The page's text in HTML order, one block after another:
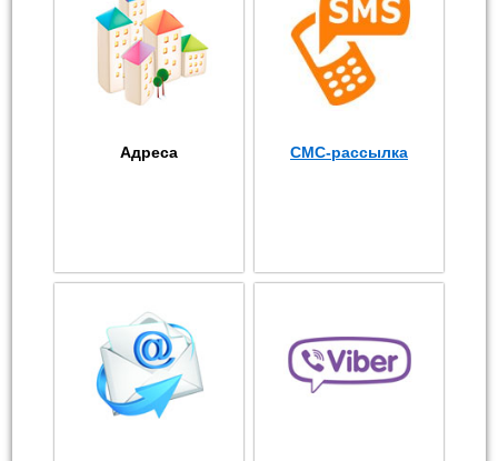
Адреса СМС-рассылка